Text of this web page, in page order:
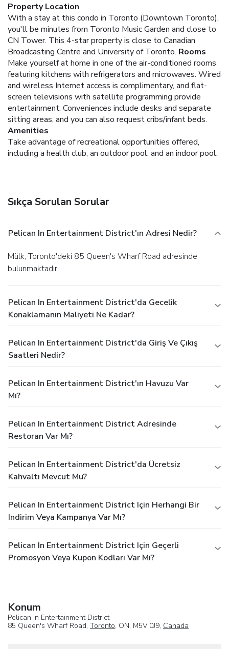
Property Location
With a stay at this condo in Toronto (Downtown Toronto),
you'll be minutes from Toronto Music Garden and close to
CN Tower. This 4-star property is close to Canadian
Broadcasting Centre and University of Toronto. Rooms
Make yourself at home in one of the air-conditioned rooms
featuring kitchens with refrigerators and microwaves. Wired
and wireless Internet access is complimentary, and flat-
screen televisions with satellite programming provide
entertainment. Conveniences include desks and separate
sitting areas, and you can also request cribs/infant beds.
Amenities
Take advantage of recreational opportunities offered,
including a health club, an outdoor pool, and an indoor pool.
Sıkça Sorulan Sorular
Pelican In Entertainment District'ın Adresi Nedir?
Mülk, Toronto'deki 85 Queen's Wharf Road adresinde
bulunmaktadır.
Pelican In Entertainment District'da Gecelik
Konaklamanın Maliyeti Ne Kadar?
Pelican In Entertainment District'da Giriş Ve Çıkış
Saatleri Nedir?
Pelican In Entertainment District'ın Havuzu Var
Mı?
Pelican In Entertainment District Adresinde
Restoran Var Mı?
Pelican In Entertainment District'da Ücretsiz
Kahvaltı Mevcut Mu?
Pelican In Entertainment District Için Herhangi Bir
Indirim Veya Kampanya Var Mı?
Pelican In Entertainment District Için Geçerli
Promosyon Veya Kupon Kodları Var Mı?
Konum
Pelican in Entertainment District
85 Queen's Wharf Road, Toronto, ON, M5V 0J9, Canada